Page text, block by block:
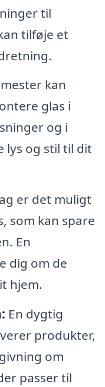
til
tilføje et
kan
glas i
og i
lys og stil til dit
er det muligt
som kan spare
En
dig om de
hjem.
En dygtig
produkter,
om
passer til